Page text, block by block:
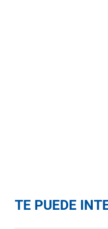
TE PUEDE